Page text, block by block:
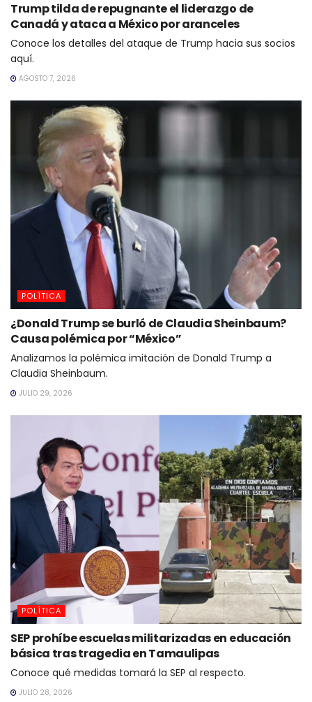
Trump tilda de repugnante el liderazgo de
Canadá y ataca a México por aranceles
Conoce los detalles del ataque de Trump hacia sus socios
aquí.
AGOSTO 7, 2026
POLÍTICA
¿Donald Trump se burló de Claudia Sheinbaum?
Causa polémica por “México”
Analizamos la polémica imitación de Donald Trump a
Claudia Sheinbaum.
JULIO 29, 2026
POLÍTICA
SEP prohíbe escuelas militarizadas en educación
básica tras tragedia en Tamaulipas
Conoce qué medidas tomará la SEP al respecto.
JULIO 28, 2026